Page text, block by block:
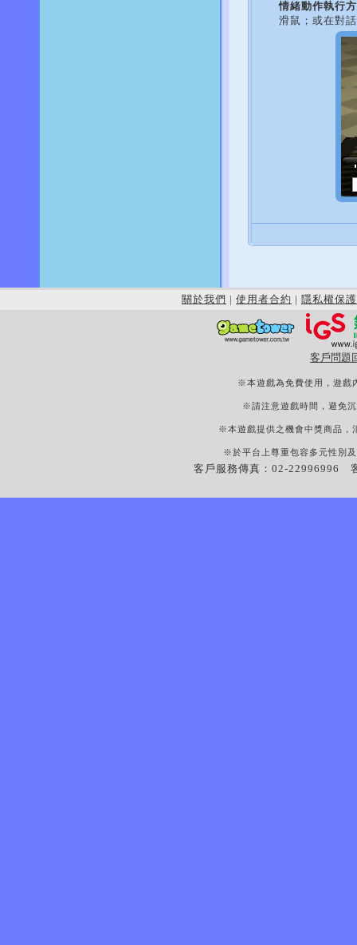
情緒動作執行
滑鼠；或在對
關於我們 | 使用者合約 | 隱私權保護
客戶問題
※本遊戲為免費使用，遊戲
※請注意遊戲時間，避免
※本遊戲提供之機會中獎商品，
※於平台上尊重包容多元性別
客戶服務傳真：02-22996996